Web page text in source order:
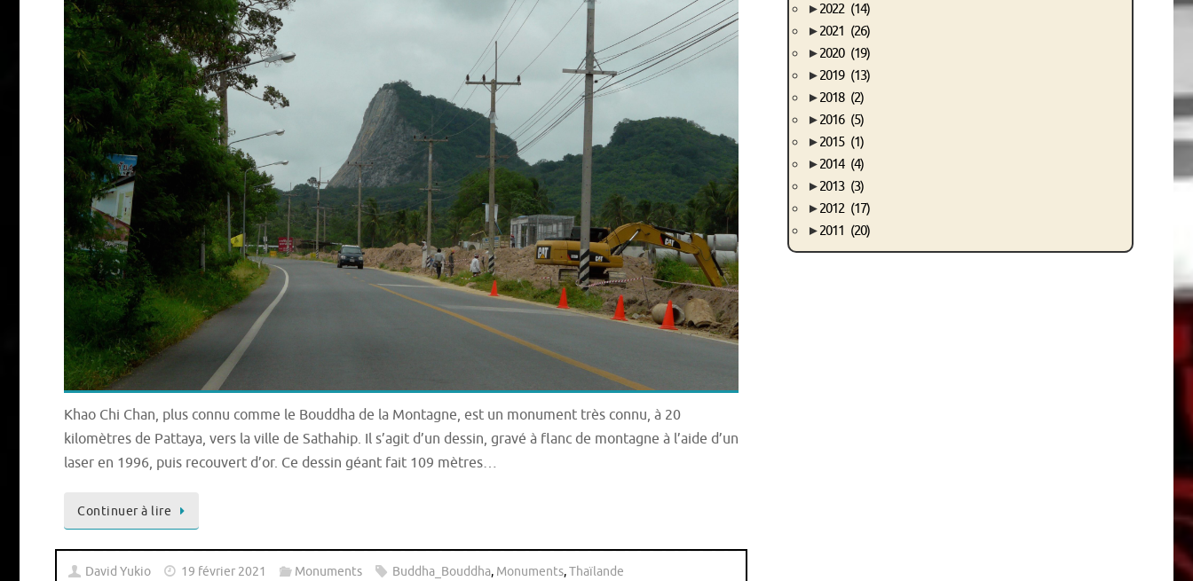
Khao Chi Chan, plus connu comme le Bouddha de la Montagne, est un monument très connu, à 20
kilomètres de Pattaya, vers la ville de Sathahip. Il s’agit d’un dessin, gravé à flanc de montagne à l’aide d’un
laser en 1996, puis recouvert d’or. Ce dessin géant fait 109 mètres…
Continuer à lire
David Yukio 19 février 2021 Monuments Buddha_Bouddha, Monuments,Thaïlande
►2022 (14)
►2021 (26)
►2020 (19)
►2019 (13)
►2018 (2)
►2016 (5)
►2015 (1)
►2014 (4)
►2013 (3)
►2012 (17)
►2011 (20)